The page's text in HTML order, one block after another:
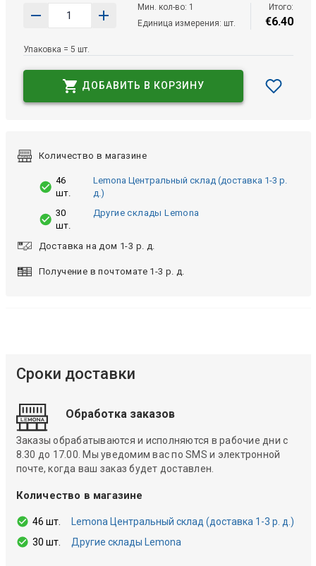
Мин. кол-во: 1
Единица измерения: шт.
Итого:
€6.40
Упаковка = 5 шт.
ДОБАВИТЬ В КОРЗИНУ
Количество в магазине
46
шт.
Lemona Центральный склад (доставка 1-3 р.
д.)
30
шт.
Другие склады Lemona
Доставка на дом 1-3 р. д.
Получение в почтомате 1-3 р. д.
Сроки доставки
Обработка заказов
Заказы обрабатываются и исполняются в рабочие дни с
8.30 до 17.00. Мы уведомим вас по SMS и электронной
почте, когда ваш заказ будет доставлен.
Количество в магазине
46 шт.
Lemona Центральный склад (доставка 1-3 р. д.)
30 шт.
Другие склады Lemona